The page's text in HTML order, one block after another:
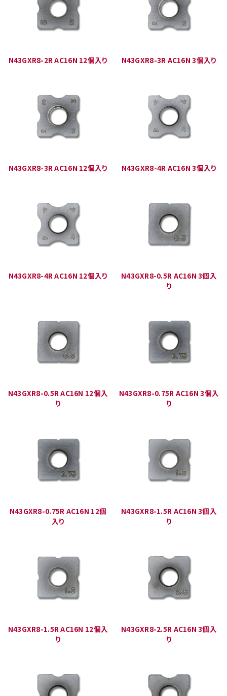
N43GXR8-2R AC16N 12個入り N43GXR8-3R AC16N 3個入り
N43GXR8-3R AC16N 12個入り N43GXR8-4R AC16N 3個入り
N43GXR8-4R AC16N 12個入り
N43GXR8-0.5R AC16N 3個入
り
N43GXR8-0.5R AC16N 12個入
り
N43GXR8-0.75R AC16N 3個入
り
N43GXR8-0.75R AC16N 12個
入り
N43GXR8-1.5R AC16N 3個入
り
N43GXR8-1.5R AC16N 12個入
り
N43GXR8-2.5R AC16N 3個入
り